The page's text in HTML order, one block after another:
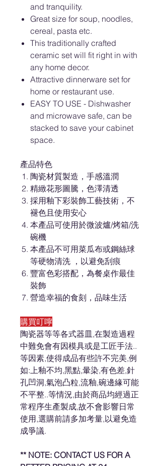
and tranquility.
Great size for soup, noodles,
cereal, pasta etc.
This traditionally crafted
ceramic set will fit right in with
any home decor.
Attractive dinnerware set for
home or restaurant use.
EASY TO USE - Dishwasher
and microwave safe, can be
stacked to save your cabinet
space.
產品特色
陶瓷材質製造，手感溫潤
精緻花形圖騰，色澤清透
採用釉下彩裝飾工藝技術，不
褪色且使用安心
本產品可使用於微波爐/烤箱/洗
碗機
本產品不可用菜瓜布或鋼絲球
等硬物清洗 ，以避免刮痕
豐富色彩搭配，為餐桌作最佳
裝飾
營造幸福的食刻，品味生活
購買叮嚀
陶瓷器等等各式器皿,在製造過程
中難免會有因模具或是工匠手法..
等因素,使得成品有些許不完美,例
如:上釉不均,黑點,暈染,有色差,針
孔凹洞,氣泡凸粒,流釉,碗邊緣可能
不平整..等情況,由於商品均經過正
常程序生產製成,故不會影響日常
使用,選購前請多加考量,以避免造
成爭議.
** NOTE: CONTACT US FOR A